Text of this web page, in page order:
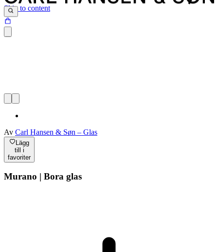
Skip to content
Av Carl Hansen & Søn – Glas
Lägg
till i
favoriter
Murano | Bora glas